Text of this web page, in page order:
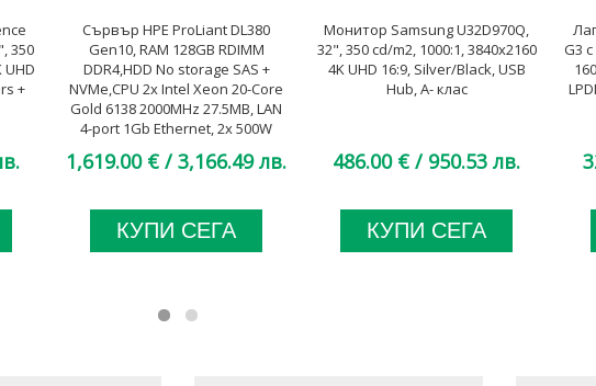
350
UHD
+
Сървър HPE ProLiant DL380
Gen10, RAM 128GB RDIMM
DDR4,HDD No storage SAS +
NVMe,CPU 2x Intel Xeon 20-Core
Gold 6138 2000MHz 27.5MB, LAN
4-port 1Gb Ethernet, 2x 500W
1,619.00 € / 3,166.49 лв.
КУПИ СЕГА
Монитор Samsung U32D970Q,
32", 350 cd/m2, 1000:1, 3840x2160
4K UHD 16:9, Silver/Black, USB
Hub, A- клас
486.00 € / 950.53 лв.
КУПИ СЕГА
G3